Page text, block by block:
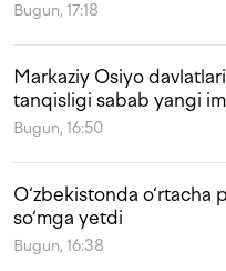
Bugun, 17:18
Markaziy Osiyo
tanqisligi sabab yangi
Bugun, 16:50
O‘zbekistonda o‘rtacha
so‘mga yetdi
Bugun, 16:38